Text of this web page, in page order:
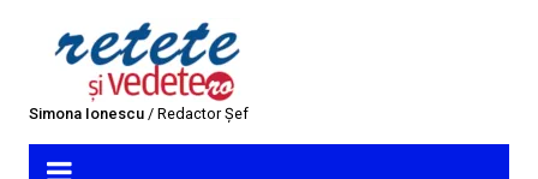
Simona Ionescu/ Redactor Șef